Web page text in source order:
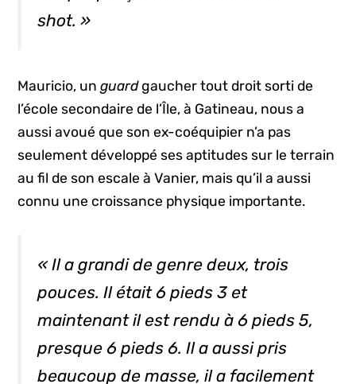
shot. »
Mauricio, unguardgaucher tout droit sorti de
l’école secondaire de l’Île, à Gatineau, nous a
aussi avoué que son ex-coéquipier n’a pas
seulement développé ses aptitudes sur le terrain
au fil de son escale à Vanier, mais qu’il a aussi
connu une croissance physique importante.
« Il a grandi de genre deux, trois
pouces. Il était 6 pieds 3 et
maintenant il est rendu à 6 pieds 5,
presque 6 pieds 6. Il a aussi pris
beaucoup de masse, il a facilement